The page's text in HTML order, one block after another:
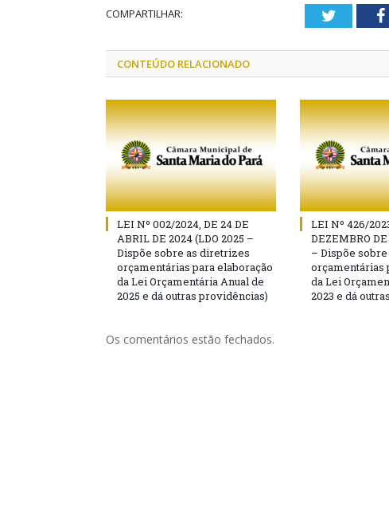
COMPARTILHAR: Twitter
CONTEÚDO RELACIONADO
LEI Nº 002/2024, DE 24 DE
ABRIL DE 2024 (LDO 2025 –
Dispõe sobre as diretrizes
orçamentárias para elaboração
da Lei Orçamentária Anual de
2025 e dá outras providências)
LEI Nº 426/
DEZEMBRO
– Dispõe
orçamentárias
da Lei
2023 e dá
Os comentários estão fechados.